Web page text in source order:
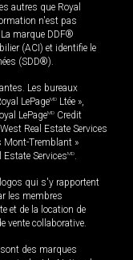
autres que Royal
n'est pas
marque DDF®
(ACI) et identifie le
(SDD®).
Les bureaux
LePageMD Ltée »,
LePageMD Credit
West Real Estate Services
Mont-Tremblant »
ServicesMD
qui s'y rapportent
les membres
et de la location de
vente collaborative.
des marques